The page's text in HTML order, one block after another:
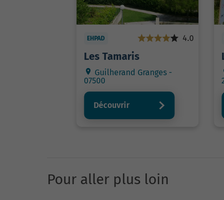
EHPAD 4.0
Les Tamaris
Guilherand Granges -
07500
Découvrir
Pour aller plus loin